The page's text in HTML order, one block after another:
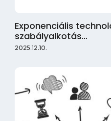
Exponenciális
szabályalkotás…
2025.12.10.